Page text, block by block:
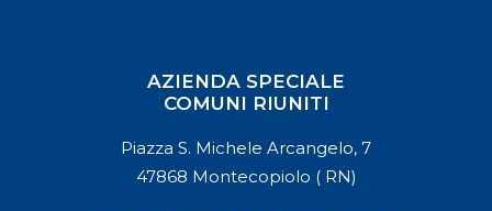
AZIENDA SPECIALE
COMUNI RIUNITI
Piazza S. Michele Arcangelo, 7
47868 Montecopiolo ( RN)